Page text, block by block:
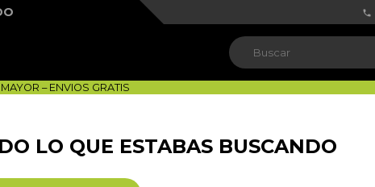

– ENVIOS GRATIS
LO QUE ESTABAS BUSCANDO